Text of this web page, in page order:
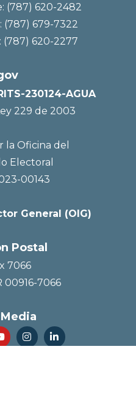
(787) 620-2482
(787) 679-7322
(787) 620-2277
230124-AGUA
229 de 2003
la Oficina del
Electoral
00143
General (OIG)
Postal
7066
00916-7066
 